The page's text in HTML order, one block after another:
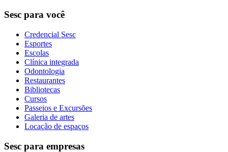
Sesc para você
Credencial Sesc
Esportes
Escolas
Clínica integrada
Odontologia
Restaurantes
Bibliotecas
Cursos
Passeios e Excursões
Galeria de artes
Locação de espaços
Sesc para empresas